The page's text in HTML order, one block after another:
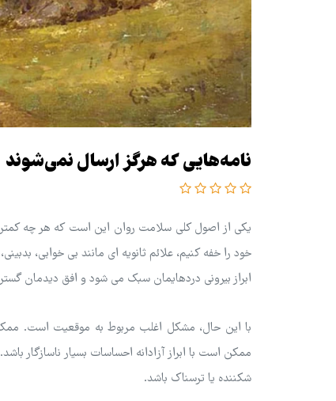
نامه‌هایی که هرگز ارسال نمی‌شوند
یکی از اصول کلی سلامت روان این است که هر چه کمتر
خود را خفه کنیم، علائم ثانویه ای مانند بی خوابی،
ابراز بیرونی دردهایمان سبک می شود و افق دیدمان
با این حال، مشکل اغلب مربوط به موقعیت است.
ممکن است با ابراز آزادانه احساسات بسیار ناسازگار
شکننده یا ترسناک باشد.